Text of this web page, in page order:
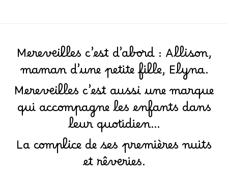
Mereveilles c’est d’abord : Allison,
maman d’une petite fille, Elyna.
Mereveilles c’est aussi une marque
qui accompagne les enfants dans
leur quotidien…
La complice de ses premières nuits
et rêveries.